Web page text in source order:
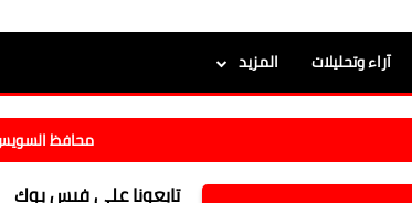
آراء وتحليلات المزيد
محافظ السويس يكرم
تابعونا على فيس بوك